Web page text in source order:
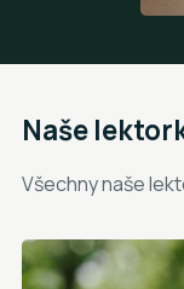
Naše
Všechny naše